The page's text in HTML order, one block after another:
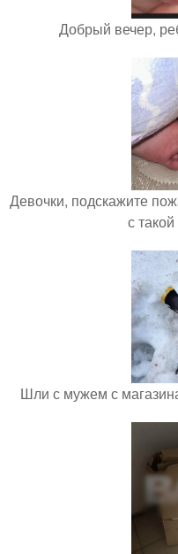
Добрый вечер,
Девочки, подскажите
с
Шли с мужем с